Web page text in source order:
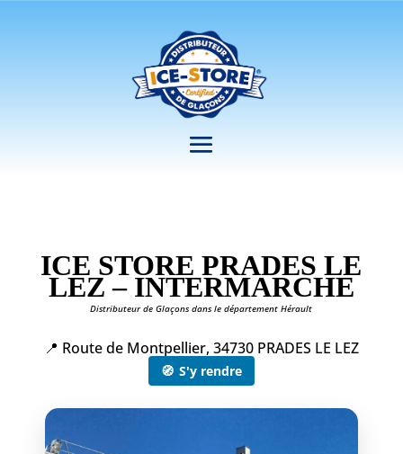
ICE STORE PRADES LE
LEZ – INTERMARCHE
Distributeur de Glaçons dans le département Hérault
📍 Route de Montpellier, 34730 PRADES LE LEZ
🧭 S'y rendre